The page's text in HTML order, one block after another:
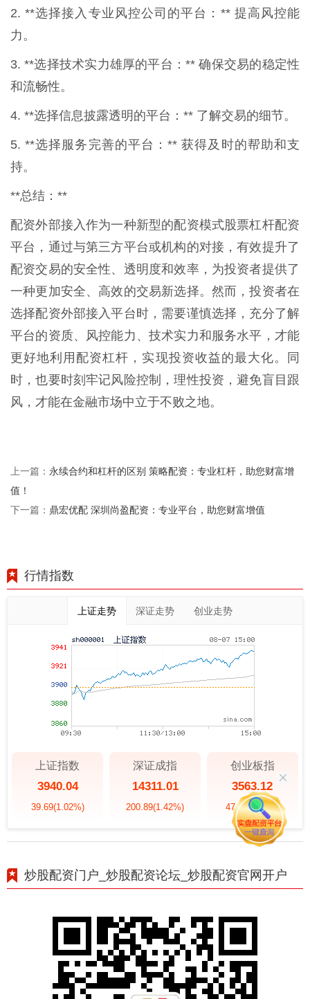
2. **选择接入专业风控公司的平台：** 提高风控能
力。
3. **选择技术实力雄厚的平台：** 确保交易的稳定性
和流畅性。
4. **选择信息披露透明的平台：** 了解交易的细节。
5. **选择服务完善的平台：** 获得及时的帮助和支
持。
**总结：**
配资外部接入作为一种新型的配资模式股票杠杆配资
平台，通过与第三方平台或机构的对接，有效提升了
配资交易的安全性、透明度和效率，为投资者提供了
一种更加安全、高效的交易新选择。然而，投资者在
选择配资外部接入平台时，需要谨慎选择，充分了解
平台的资质、风控能力、技术实力和服务水平，才能
更好地利用配资杠杆，实现投资收益的最大化。同
时，也要时刻牢记风险控制，理性投资，避免盲目跟
风，才能在金融市场中立于不败之地。
上一篇： 永续合约和杠杆的区别 策略配资：专业杠杆，助您财富增
值！
下一篇： 鼎宏优配 深圳尚盈配资：专业平台，助您财富增值
行情指数
上证走势 深证走势 创业走势
上证指数
3940.04
39.69(1.02%)
深证成指
14311.01
200.89(1.42%)
创业板指
3563.12
47.56(1.35%)
炒股配资门户_炒股配资论坛_炒股配资官网开户